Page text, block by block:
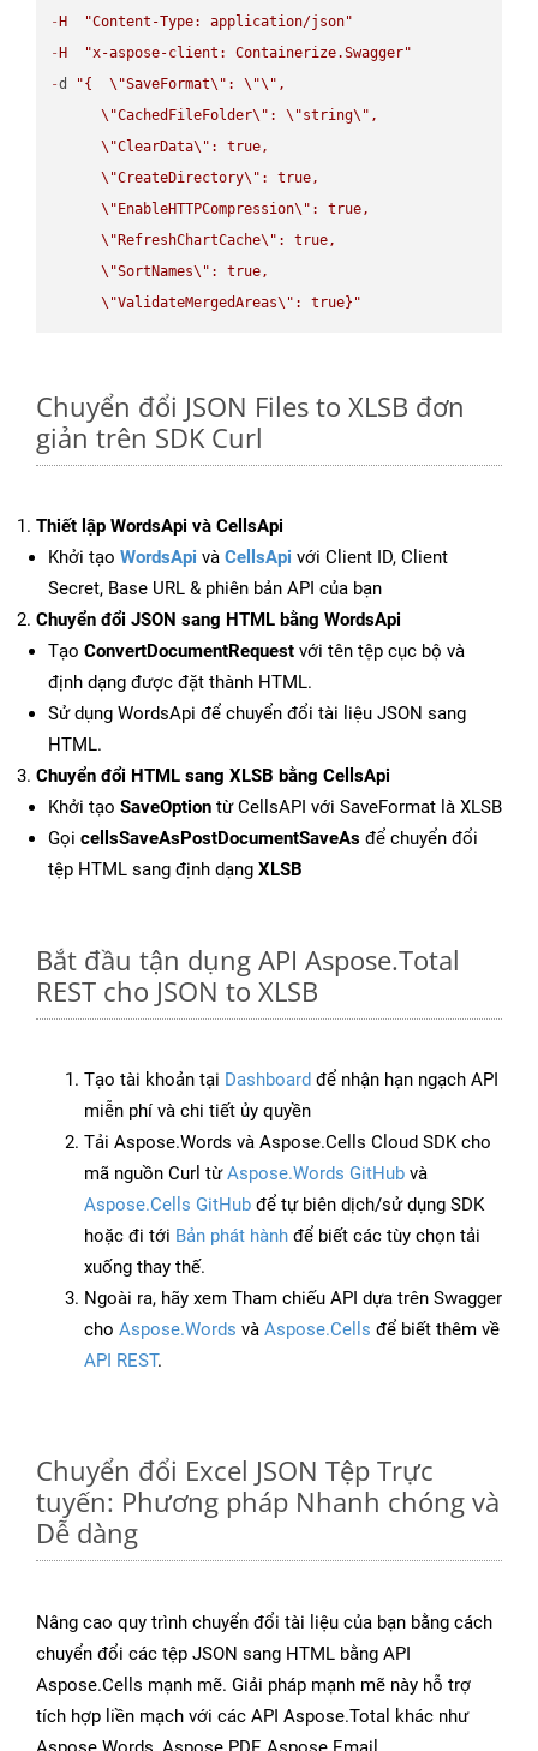
- H
"Content-Type: application/json"
- H
"x-aspose-client: Containerize.Swagger"
-d "{ \"SaveFormat\" : \"\" ,
\"CachedFileFolder\" : \"string\" ,
\"ClearData\" : true,
\"CreateDirectory\" : true,
\" EnableHTTPCompression\" : true,
\" RefreshChartCache\" : true,
\"SortNames\" : true,
\"ValidateMergedAreas\" : true}"
Chuyển đổi JSON Files to XLSB đơn
giản trên SDK Curl
Thiết lập WordsApi và CellsApi
Khởi tạo WordsApi và CellsApi với Client ID, Client
Secret, Base URL & phiên bản API của bạn
Chuyển đổi JSON sang HTML bằng WordsApi
Tạo ConvertDocumentRequest với tên tệp cục bộ và
định dạng được đặt thành HTML.
Sử dụng WordsApi để chuyển đổi tài liệu JSON sang
HTML.
Chuyển đổi HTML sang XLSB bằng CellsApi
Khởi tạo SaveOption từ CellsAPI với SaveFormat là XLSB
Gọi cellsSaveAsPostDocumentSaveAs để chuyển đổi
tệp HTML sang định dạng XLSB
Bắt đầu tận dụng API Aspose.Total
REST cho JSON to XLSB
Tạo tài khoản tại Dashboard để nhận hạn ngạch API
miễn phí và chi tiết ủy quyền
Tải Aspose.Words và Aspose.Cells Cloud SDK cho
mã nguồn Curl từAspose.Words GitHub và
Aspose.Cells GitHub để tự biên dịch/sử dụng SDK
hoặc đi tới Bản phát hành để biết các tùy chọn tải
xuống thay thế.
Ngoài ra, hãy xem Tham chiếu API dựa trên Swagger
cho Aspose.Words và Aspose.Cells để biết thêm về
API REST.
Chuyển đổi Excel JSON Tệp Trực
tuyến: Phương pháp Nhanh chóng và
Dễ dàng
Nâng cao quy trình chuyển đổi tài liệu của bạn bằng cách
chuyển đổi các tệp JSON sang HTML bằng API
Aspose.Cells mạnh mẽ. Giải pháp mạnh mẽ này hỗ trợ
tích hợp liền mạch với các API Aspose.Total khác như